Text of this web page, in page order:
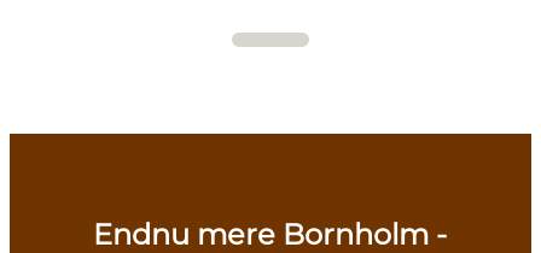
Endnu mere Bornholm -